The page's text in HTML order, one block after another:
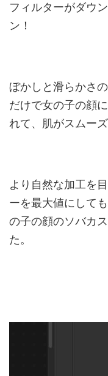
フィルターがダウ
ン！
ぼかしと滑らかさ
だけで女の子の顔
れて、肌がスムー
より自然な加工を
ーを最大値にして
の子の顔のソバカ
た。